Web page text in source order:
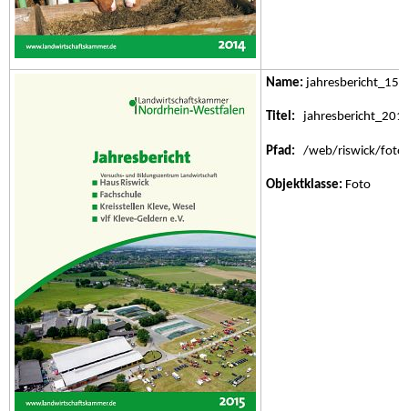
Name:
Titel:
Pfad: /web/riswick/
Objektklasse: Foto